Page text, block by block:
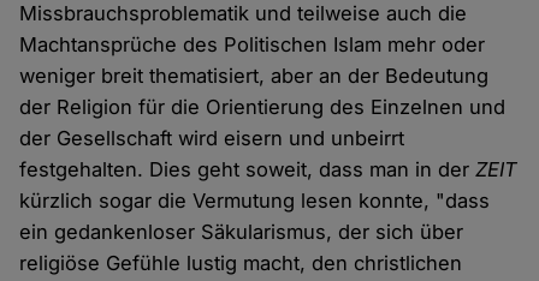
Missbrauchsproblematik und teilweise auch die
Machtansprüche des Politischen Islam mehr oder
weniger breit thematisiert, aber an der Bedeutung
der Religion für die Orientierung des Einzelnen und
der Gesellschaft wird eisern und unbeirrt
festgehalten. Dies geht soweit, dass man in derZEIT
kürzlich sogar die Vermutung lesen konnte, "dass
ein gedankenloser Säkularismus, der sich über
religiöse Gefühle lustig macht, den christlichen